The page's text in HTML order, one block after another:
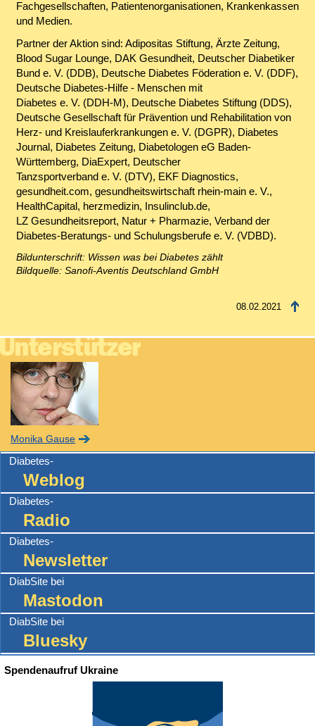
Fachgesellschaften, Patientenorganisationen, Krankenkassen
und Medien.
Partner der Aktion sind: Adipositas Stiftung, Ärzte Zeitung,
Blood Sugar Lounge, DAK Gesundheit, Deutscher Diabetiker
Bund e. V. (DDB), Deutsche Diabetes Föderation e. V. (DDF),
Deutsche Diabetes-Hilfe - Menschen mit
Diabetes e. V. (DDH-M), Deutsche Diabetes Stiftung (DDS),
Deutsche Gesellschaft für Prävention und Rehabilitation von
Herz- und Kreislauferkrankungen e. V. (DGPR), Diabetes
Journal, Diabetes Zeitung, Diabetologen eG Baden-
Württemberg, DiaExpert, Deutscher
Tanzsportverband e. V. (DTV), EKF Diagnostics,
gesundheit.com, gesundheitswirtschaft rhein-main e. V.,
HealthCapital, herzmedizin, Insulinclub.de,
LZ Gesundheitsreport, Natur + Pharmazie, Verband der
Diabetes-Beratungs- und Schulungsberufe e. V. (VDBD).
Bildunterschrift: Wissen was bei Diabetes zählt
Bildquelle: Sanofi-Aventis Deutschland GmbH
08.02.2021
Monika Gause
Diabetes-
Weblog
Diabetes-
Radio
Diabetes-
Newsletter
DiabSite bei
Mastodon
DiabSite bei
Bluesky
Spendenaufruf Ukraine